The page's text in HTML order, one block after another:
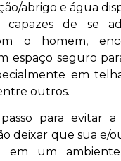
abrigo e água
capazes de se
o homem,
espaço seguro
em
outros.
para evitar a
deixar que sua e/
em um